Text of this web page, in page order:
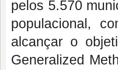
pelos 5.570
populacional,
alcançar o
Generalized